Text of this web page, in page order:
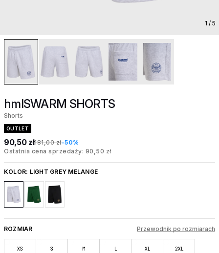
1 / 5
hmlSWARM SHORTS
Shorts
OUTLET
90,50 zł181,00 zł-50%
Ostatnia cena sprzedaży: 90,50 zł
KOLOR: LIGHT GREY MELANGE
ROZMIAR Przewodnik po rozmiarach
XS S M L XL 2XL